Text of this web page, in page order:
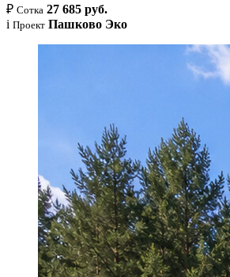
₽ Сотка 27 685 руб.
i Проект Пашково Эко